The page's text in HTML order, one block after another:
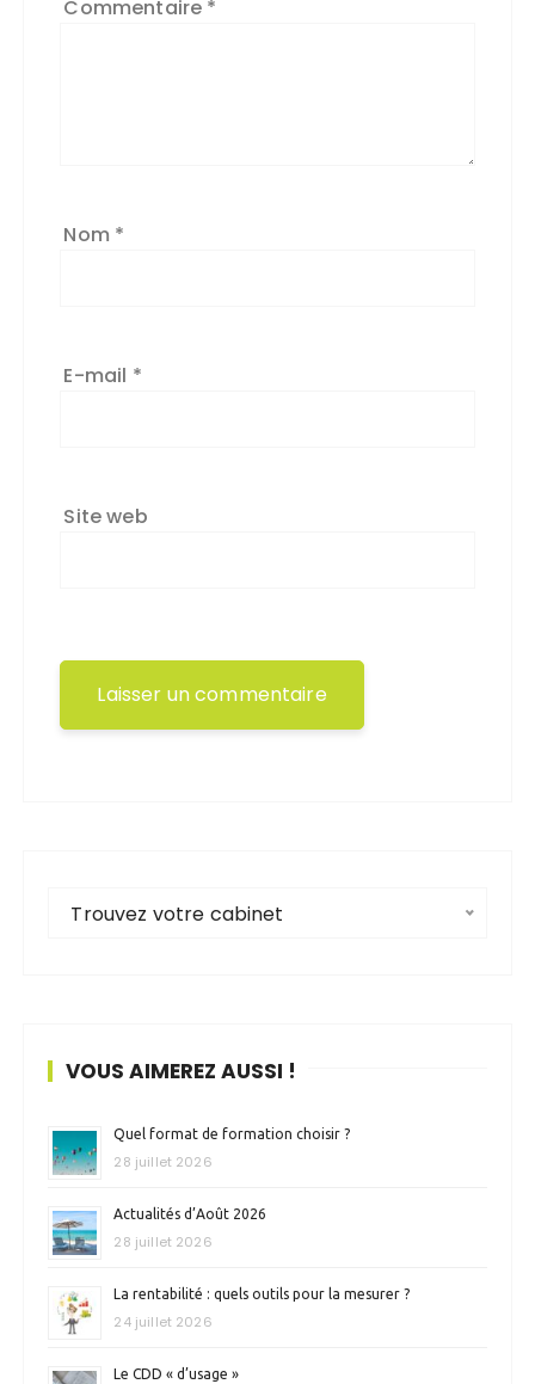
Commentaire *
Nom *
E-mail *
Site web
Trouvez votre cabinet
VOUS AIMEREZ AUSSI !
Quel format de formation choisir ?
28 juillet 2026
Actualités d’Août 2026
28 juillet 2026
La rentabilité : quels outils pour la mesurer ?
24 juillet 2026
Le CDD « d’usage »